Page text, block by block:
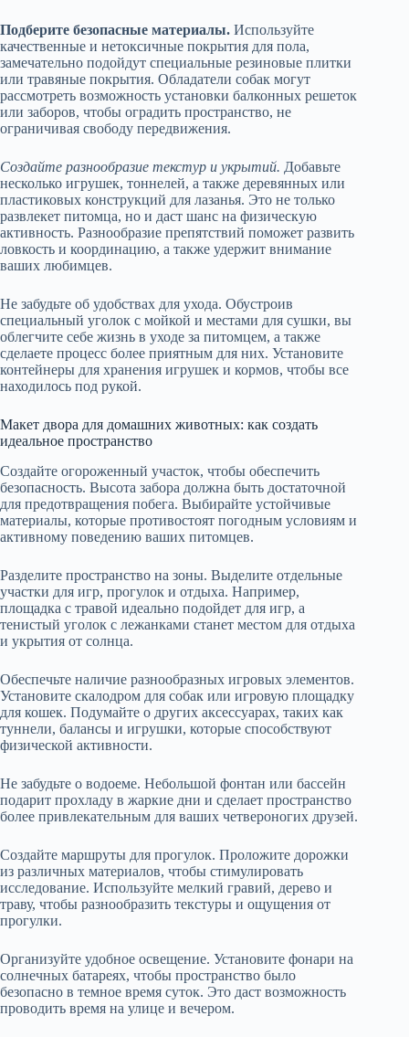
Подберите безопасные материалы. Используйте
качественные и нетоксичные покрытия для пола,
замечательно подойдут специальные резиновые плитки
или травяные покрытия. Обладатели собак могут
рассмотреть возможность установки балконных решеток
или заборов, чтобы оградить пространство, не
ограничивая свободу передвижения.
Создайте разнообразие текстур и укрытий. Добавьте
несколько игрушек, тоннелей, а также деревянных или
пластиковых конструкций для лазанья. Это не только
развлекет питомца, но и даст шанс на физическую
активность. Разнообразие препятствий поможет развить
ловкость и координацию, а также удержит внимание
ваших любимцев.
Не забудьте об удобствах для ухода. Обустроив
специальный уголок с мойкой и местами для сушки, вы
облегчите себе жизнь в уходе за питомцем, а также
сделаете процесс более приятным для них. Установите
контейнеры для хранения игрушек и кормов, чтобы все
находилось под рукой.
Макет двора для домашних животных: как создать
идеальное пространство
Создайте огороженный участок, чтобы обеспечить
безопасность. Высота забора должна быть достаточной
для предотвращения побега. Выбирайте устойчивые
материалы, которые противостоят погодным условиям и
активному поведению ваших питомцев.
Разделите пространство на зоны. Выделите отдельные
участки для игр, прогулок и отдыха. Например,
площадка с травой идеально подойдет для игр, а
тенистый уголок с лежанками станет местом для отдыха
и укрытия от солнца.
Обеспечьте наличие разнообразных игровых элементов.
Установите скалодром для собак или игровую площадку
для кошек. Подумайте о других аксессуарах, таких как
туннели, балансы и игрушки, которые способствуют
физической активности.
Не забудьте о водоеме. Небольшой фонтан или бассейн
подарит прохладу в жаркие дни и сделает пространство
более привлекательным для ваших четвероногих друзей.
Создайте маршруты для прогулок. Проложите дорожки
из различных материалов, чтобы стимулировать
исследование. Используйте мелкий гравий, дерево и
траву, чтобы разнообразить текстуры и ощущения от
прогулки.
Организуйте удобное освещение. Установите фонари на
солнечных батареях, чтобы пространство было
безопасно в темное время суток. Это даст возможность
проводить время на улице и вечером.